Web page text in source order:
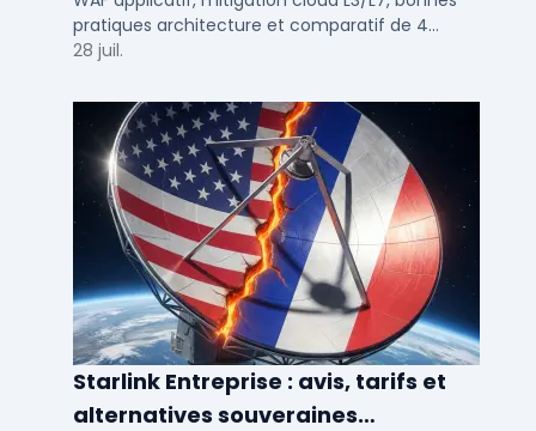
pratiques architecture et comparatif de 4
solutions testees par des DSI en 2025.
28 juil.
Starlink Entreprise : avis, tarifs et
alternatives souveraines